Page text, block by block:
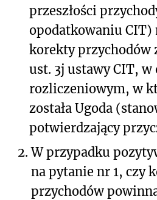
przeszłości
opodatkowaniu CIT)
korekty przychodów
ust. 3j ustawy CIT, w
rozliczeniowym, w
została Ugoda
potwierdzający
2. W przypadku
na pytanie nr 1, czy
przychodów